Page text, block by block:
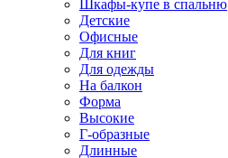
Шкафы-купе в спальню
Детские
Офисные
Для книг
Для одежды
На балкон
Форма
Высокие
Г-образные
Длинные